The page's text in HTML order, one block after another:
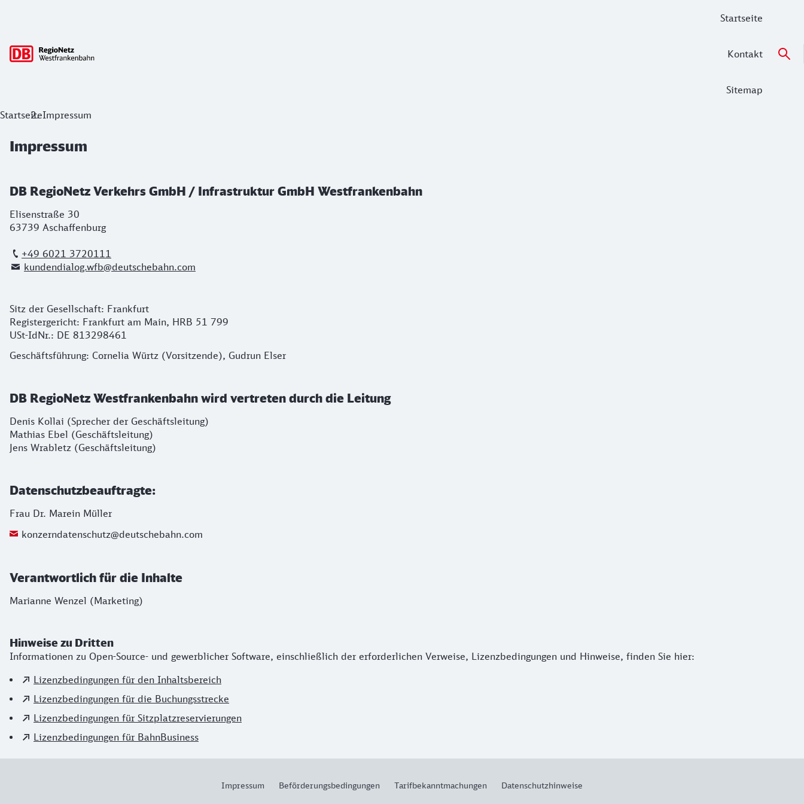
Startseite
Kontakt
Sitemap
Impressum
StartseiteImpressum
Impressum
DB RegioNetz Verkehrs GmbH / Infrastruktur GmbH Westfrankenbahn
Elisenstraße 30
63739 Aschaffenburg
+49 6021 3720111
kundendialog.wfb@deutschebahn.com
Sitz der Gesellschaft: Frankfurt
Registergericht: Frankfurt am Main, HRB 51 799
USt-IdNr.: DE 813298461
Geschäftsführung: Cornelia Würtz (Vorsitzende), Gudrun Elser
DB RegioNetz Westfrankenbahn wird vertreten durch die Leitung
Denis Kollai (Sprecher der Geschäftsleitung)
Mathias Ebel (Geschäftsleitung)
Jens Wrabletz (Geschäftsleitung)
Datenschutzbeauftragte:
Frau Dr. Marein Müller
konzerndatenschutz@deutschebahn.com
Verantwortlich für die Inhalte
Marianne Wenzel (Marketing)
Hinweise zu Dritten
Informationen zu Open-Source- und gewerblicher Software, einschließlich der erforderlichen Verweise, Lizenzbedingungen und Hinweise, finden Sie hier:
Lizenzbedingungen für den Inhaltsbereich
Lizenzbedingungen für die Buchungsstrecke
Lizenzbedingungen für Sitzplatzreservierungen
Lizenzbedingungen für BahnBusiness
Impressum Beförderungsbedingungen Tarifbekanntmachungen Datenschutzhinweise